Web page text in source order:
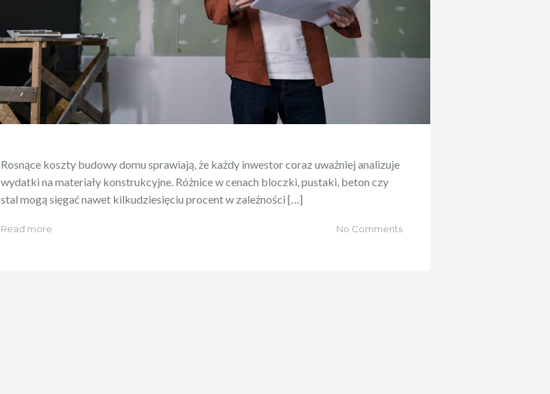
Rosnące koszty budowy domu sprawiają, że każdy inwestor coraz uważniej analizuje
wydatki na materiały konstrukcyjne. Różnice w cenach bloczki, pustaki, beton czy
stal mogą sięgać nawet kilkudziesięciu procent w zależności […]
Read more No Comments